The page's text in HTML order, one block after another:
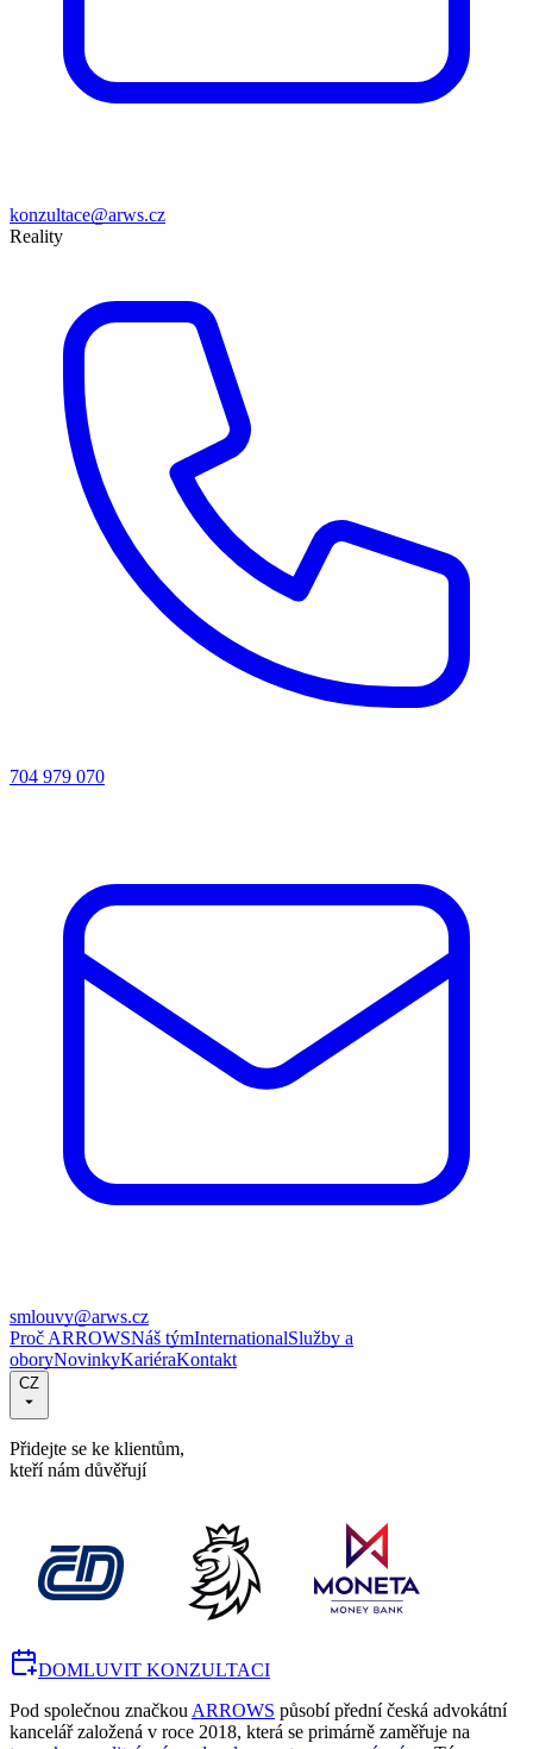
konzultace@arws.cz
Reality
704 979 070
smlouvy@arws.cz
Proč ARROWSNáš týmInternationalSlužby a
oboryNovinkyKariéraKontakt
CZ
Přidejte se ke klientům,
kteří nám důvěřují
DOMLUVIT KONZULTACI
Pod společnou značkou ARROWS působí přední česká advokátní
kancelář založená v roce 2018, která se primárně zaměřuje na